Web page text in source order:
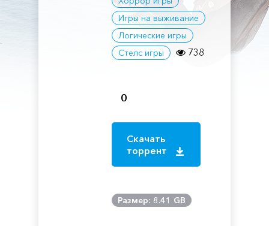
Игры на выживание
Логические игры
Стелс игры
738
0
Скачать
торрент
Размер: 8.41 GB